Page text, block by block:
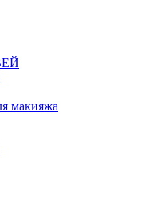
макияжа